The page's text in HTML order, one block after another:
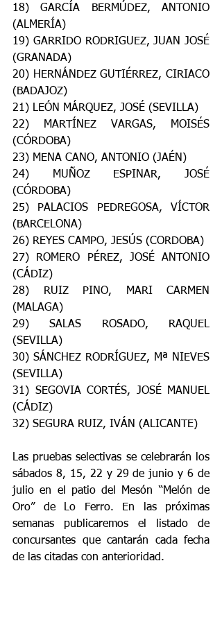
18) GARCÍA BERMÚDEZ, ANTONIO
(ALMERÍA)
19) GARRIDO RODRIGUEZ, JUAN JOSÉ
(GRANADA)
20) HERNÁNDEZ GUTIÉRREZ, CIRIACO
(BADAJOZ)
21) LEÓN MÁRQUEZ, JOSÉ (SEVILLA)
22) MARTÍNEZ VARGAS, MOISÉS
(CÓRDOBA)
23) MENA CANO, ANTONIO (JAÉN)
24) MUÑOZ ESPINAR, JOSÉ
(CÓRDOBA)
25) PALACIOS PEDREGOSA, VÍCTOR
(BARCELONA)
26) REYES CAMPO, JESÚS (CORDOBA)
27) ROMERO PÉREZ, JOSÉ ANTONIO
(CÁDIZ)
28) RUIZ PINO, MARI CARMEN
(MALAGA)
29) SALAS ROSADO, RAQUEL
(SEVILLA)
30) SÁNCHEZ RODRÍGUEZ, Mª NIEVES
(SEVILLA)
31) SEGOVIA CORTÉS, JOSÉ MANUEL
(CÁDIZ)
32) SEGURA RUIZ, IVÁN (ALICANTE)
Las pruebas selectivas se celebrarán los
sábados 8, 15, 22 y 29 de junio y 6 de
julio en el patio del Mesón “Melón de
Oro” de Lo Ferro. En las próximas
semanas publicaremos el listado de
concursantes que cantarán cada fecha
de las citadas con anterioridad.